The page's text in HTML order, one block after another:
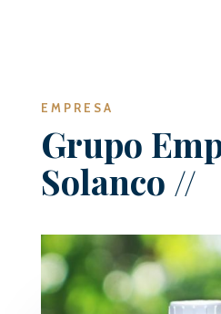
EMPRESA
Grupo
Solanco //